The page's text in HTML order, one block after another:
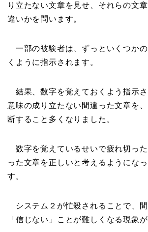
り立たない文章を見せ、それらの文
違いかを問います。
一部の被験者は、ずっといくつか
くように指示されます。
結果、数字を覚えておくよう指示さ
意味の成り立たない間違った文章を
断すること多くなりました。
数字を覚えているせいで疲れ切っ
った文章を正しいと考えるようにな
す。
システム２が忙殺されることで、
「信じない」ことが難しくなる現象